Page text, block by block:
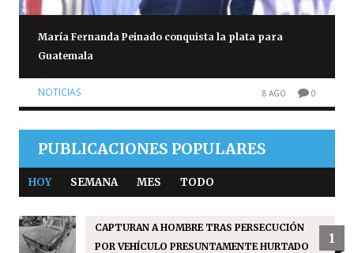
María Fernanda Peinado conquista la plata para
Guatemala
NOTICIAS 8 AGO 0
PUBLICACIONES POPULARES
HOY SEMANA MES TODO
CAPTURAN A HOMBRE TRAS PERSECUCIÓN
POR VEHÍCULO PRESUNTAMENTE HURTADO
1